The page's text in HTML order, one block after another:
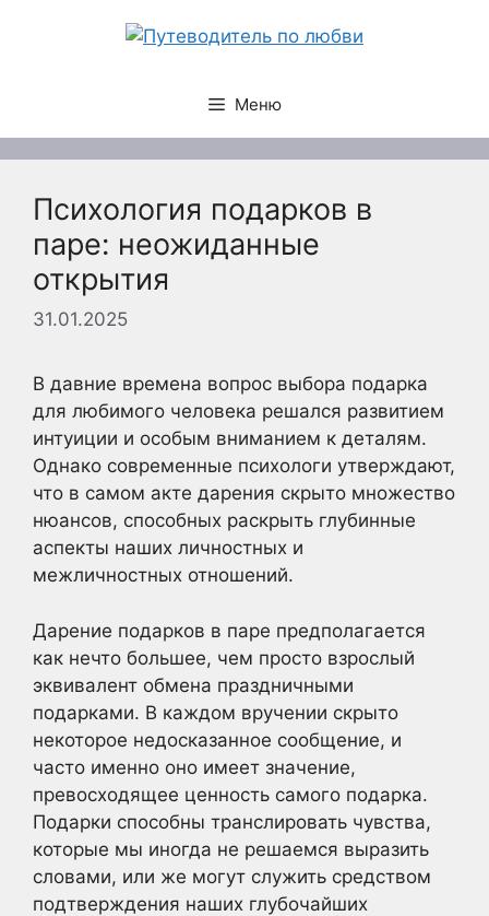
Меню
Психология подарков в
паре: неожиданные
открытия
31.01.2025
В давние времена вопрос выбора подарка
для любимого человека решался развитием
интуиции и особым вниманием к деталям.
Однако современные психологи утверждают,
что в самом акте дарения скрыто множество
нюансов, способных раскрыть глубинные
аспекты наших личностных и
межличностных отношений.
Дарение подарков в паре предполагается
как нечто большее, чем просто взрослый
эквивалент обмена праздничными
подарками. В каждом вручении скрыто
некоторое недосказанное сообщение, и
часто именно оно имеет значение,
превосходящее ценность самого подарка.
Подарки способны транслировать чувства,
которые мы иногда не решаемся выразить
словами, или же могут служить средством
подтверждения наших глубочайших